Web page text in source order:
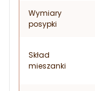
Wymiary
posypki
Skład
mieszanki